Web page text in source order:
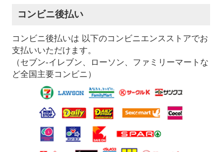
コンビニ後払い
コンビニ後払いは 以下のコンビニエンスストアでお
支払いいただけます。
（セブン-イレブン、ローソン、ファミリーマートな
ど全国主要コンビニ）